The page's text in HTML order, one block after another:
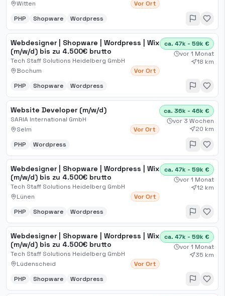
Witten
Vor Ort
PHP Shopware Wordpress
Webdesigner | Shopware | Wordpress | Wix
(m/w/d) bis zu 4.500€ brutto
Tech Staff Solutions Heidelberg GmbH
Bochum
Vor Ort
ca. 47k - 59k €
vor 1 Monat
18 km
PHP Shopware Wordpress
Website Developer (m/w/d)
SARIA International GmbH
Selm
Vor Ort
ca. 36k - 46k €
vor 3 Wochen
20 km
PHP
Wordpress
Webdesigner | Shopware | Wordpress | Wix
(m/w/d) bis zu 4.500€ brutto
Tech Staff Solutions Heidelberg GmbH
Lünen
Vor Ort
ca. 47k - 59k €
vor 1 Monat
12 km
PHP Shopware Wordpress
Webdesigner | Shopware | Wordpress | Wix
(m/w/d) bis zu 4.500€ brutto
Tech Staff Solutions Heidelberg GmbH
Lüdenscheid
Vor Ort
ca. 47k - 59k €
vor 1 Monat
35 km
PHP Shopware Wordpress